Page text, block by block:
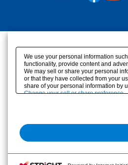
We use your personal information
functionality, provide content and
We may sell or share your personal
or that they have collected from your
share of your personal information by
Change your sell or share preference